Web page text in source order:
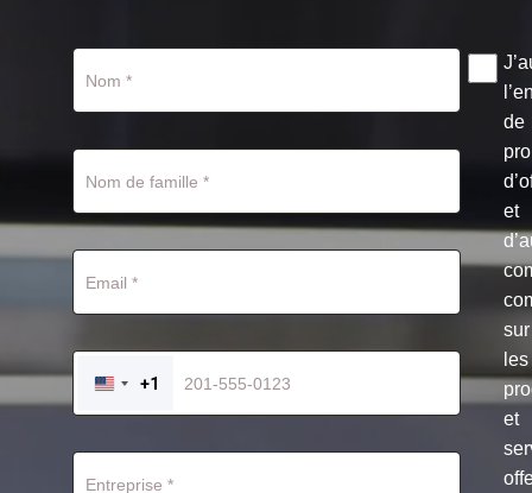
UNITED
STATES
+1
de
et
sur
les
et